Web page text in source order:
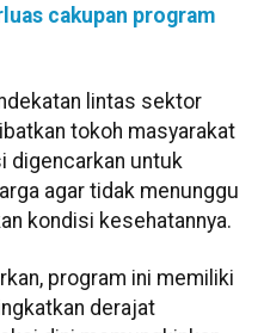
cakupan program
lintas sektor
tokoh masyarakat
digencarkan untuk
agar tidak menunggu
kondisi kesehatannya.
program ini memiliki
derajat